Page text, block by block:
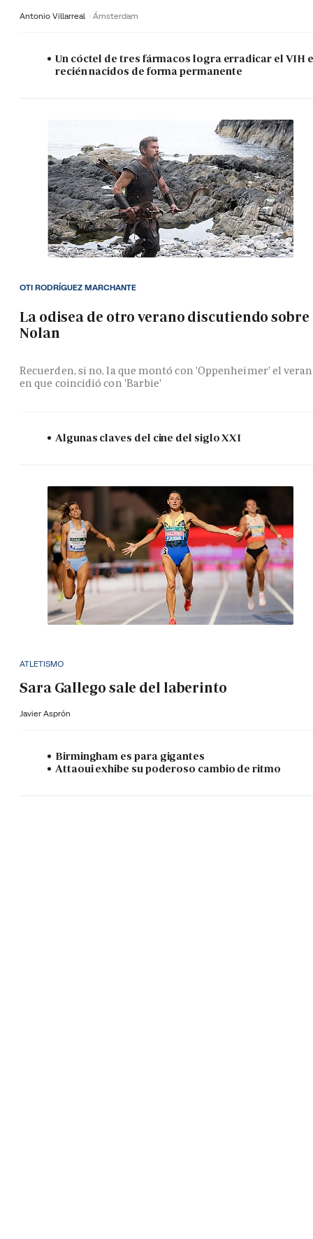
Antonio Villarreal Ámsterdam
Un cóctel de tres fármacos logra erradicar el VIH
recién nacidos de forma permanente
La odisea de otro verano discutiendo sobre
Nolan
Recuerden, si no, la que montó con 'Oppenheimer' el
en que coincidió con 'Barbie'
OTI RODRÍGUEZ MARCHANTE
Algunas claves del cine del siglo XXI
ATLETISMO
Sara Gallego sale del laberinto
Javier Asprón
Birmingham es para gigantes
Attaoui exhibe su poderoso cambio de ritmo